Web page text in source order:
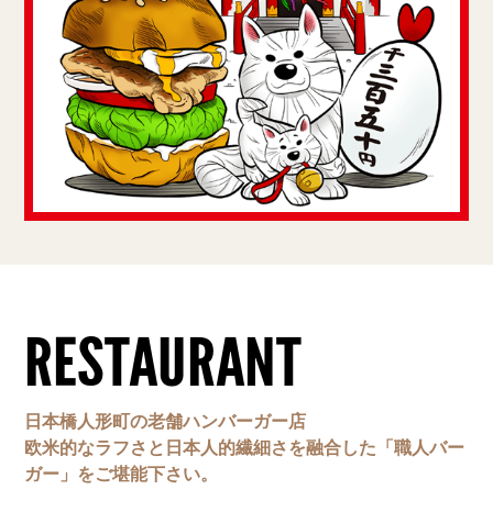
RESTAURANT
日本橋人形町の老舗ハンバーガー店
欧米的なラフさと日本人的繊細さを融合した「職人バー
ガー」をご堪能下さい。